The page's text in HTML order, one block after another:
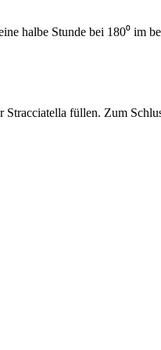
halbe Stunde bei 180⁰ im
füllen. Zum